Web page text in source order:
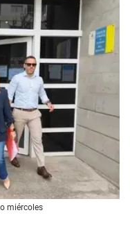
miércoles